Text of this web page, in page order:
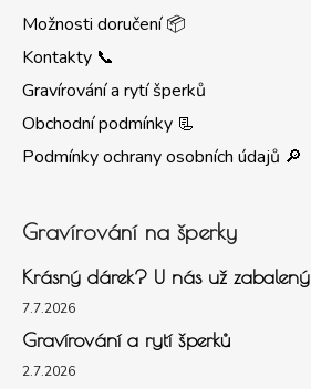
Možnosti doručení 📦
Kontakty 📞
Gravírování a rytí šperků
Obchodní podmínky 📃
Podmínky ochrany osobních údajů 🔎
Gravírování na šperky
Krásný dárek? U nás už zabalený
7.7.2026
Gravírování a rytí šperků
2.7.2026